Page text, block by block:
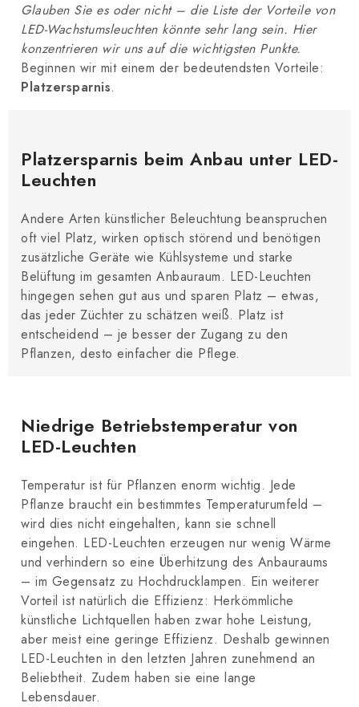
Glauben Sie es oder nicht – die Liste der Vorteile von
LED-Wachstumsleuchten könnte sehr lang sein. Hier
konzentrieren wir uns auf die wichtigsten Punkte.
Beginnen wir mit einem der bedeutendsten Vorteile:
Platzersparnis.
Platzersparnis beim Anbau unter LED-
Leuchten
Andere Arten künstlicher Beleuchtung beanspruchen
oft viel Platz, wirken optisch störend und benötigen
zusätzliche Geräte wie Kühlsysteme und starke
Belüftung im gesamten Anbauraum. LED-Leuchten
hingegen sehen gut aus und sparen Platz – etwas,
das jeder Züchter zu schätzen weiß. Platz ist
entscheidend – je besser der Zugang zu den
Pflanzen, desto einfacher die Pflege.
Niedrige Betriebstemperatur von
LED-Leuchten
Temperatur ist für Pflanzen enorm wichtig. Jede
Pflanze braucht ein bestimmtes Temperaturumfeld –
wird dies nicht eingehalten, kann sie schnell
eingehen. LED-Leuchten erzeugen nur wenig Wärme
und verhindern so eine Überhitzung des Anbauraums
– im Gegensatz zu Hochdrucklampen. Ein weiterer
Vorteil ist natürlich die Effizienz: Herkömmliche
künstliche Lichtquellen haben zwar hohe Leistung,
aber meist eine geringe Effizienz. Deshalb gewinnen
LED-Leuchten in den letzten Jahren zunehmend an
Beliebtheit. Zudem haben sie eine lange
Lebensdauer.